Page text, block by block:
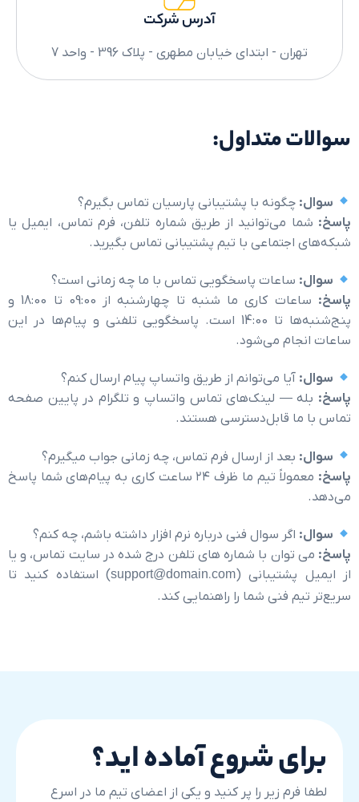
آدرس شرکت
- ابتدای خیابان مطهری - پلاک 396 - واحد 7
متداول:
با پشتیبانی پارسیان تماس بگیرم؟
از طریق شماره تلفن، فرم تماس، ایمیل یا
با تیم پشتیبانی تماس بگیرید.
پاسخگویی تماس با ما چه زمانی است؟
ساعات کاری ما شنبه تا چهارشنبه از 09:00 تا 18:00 و
پنج‌شنبه‌ها تا 14:00 است. پاسخگویی تلفنی و پیام‌ها در این
می‌شود.
می‌توانم از طریق واتساپ پیام ارسال کنم؟
لینک‌های تماس واتساپ و تلگرام در پایین صفحه
قابل‌دسترسی هستند.
از ارسال فرم تماس، چه زمانی جواب میگیرم؟
معمولاً تیم ما ظرف ۲۴ ساعت کاری به پیام‌های شما پاسخ
سوال فنی درباره نرم افزار داشته باشم، چه کنم؟
با شماره های تلفن درج شده در سایت تماس، و یا
(
support@domain.com) استفاده کنید تا
فنی شما را راهنمایی کند.
شروعآمادهاید؟
زیر را پر کنید و یکی از اعضای تیم ما در اسرع